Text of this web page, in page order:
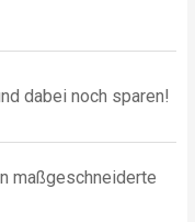
dabei noch sparen!
maßgeschneiderte